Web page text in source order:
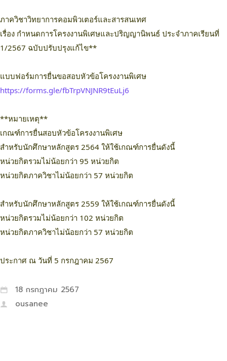
ภาควิชาวิทยาการคอมพิวเตอร์และสารสนเทศ
เรื่อง กำหนดการโครงงานพิเศษและปริญญานิพนธ์ ประจำภาคเรียนที่
1/2567 ฉบับปรับปรุงแก้ไข**
แบบฟอร์มการยื่นขอสอบหัวข้อโครงงานพิเศษ
https://forms.gle/fbTrpVNJNR9tEuLj6
**หมายเหตุ**
เกณฑ์การยื่นสอบหัวข้อโครงงานพิเศษ
สำหรับนักศึกษาหลักสูตร 2564 ให้ใช้เกณฑ์การยื่นดังนี้
หน่วยกิตรวมไม่น้อยกว่า 95 หน่วยกิต
หน่วยกิตภาควิชาไม่น้อยกว่า 57 หน่วยกิต
สำหรับนักศึกษาหลักสูตร 2559 ให้ใช้เกณฑ์การยื่นดังนี้
หน่วยกิตรวมไม่น้อยกว่า 102 หน่วยกิต
หน่วยกิตภาควิชาไม่น้อยกว่า 57 หน่วยกิต
ประกาศ ณ วันที่ 5 กรกฎาคม 2567
18 กรกฎาคม 2567
ousanee